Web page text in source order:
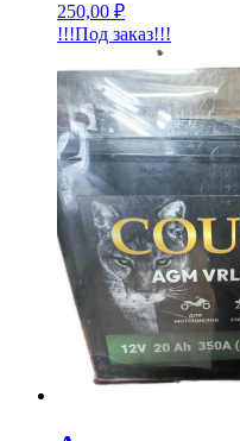
250,00 ₽
!!!Под заказ!!!